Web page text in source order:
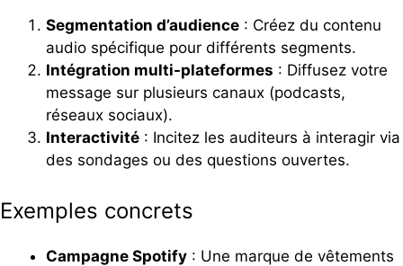
Segmentation d’audience : Créez du contenu
audio spécifique pour différents segments.
Intégration multi-plateformes : Diffusez votre
message sur plusieurs canaux (podcasts,
réseaux sociaux).
Interactivité : Incitez les auditeurs à interagir via
des sondages ou des questions ouvertes.
Exemples concrets
Campagne Spotify : Une marque de vêtements